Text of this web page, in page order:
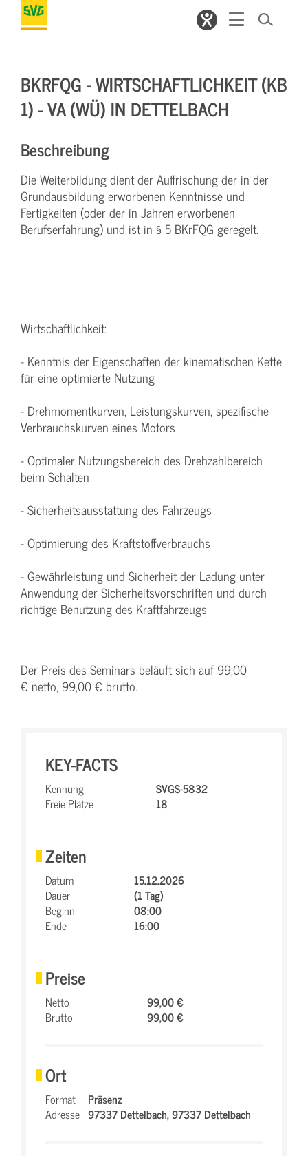
BKRFQG - WIRTSCHAFTLICHKEIT (KB
1) - VA (WÜ) IN DETTELBACH
Beschreibung
Die Weiterbildung dient der Auffrischung der in der
Grundausbildung erworbenen Kenntnisse und
Fertigkeiten (oder der in Jahren erworbenen
Berufserfahrung) und ist in § 5 BKrFQG geregelt.
Wirtschaftlichkeit:
- Kenntnis der Eigenschaften der kinematischen Kette
für eine optimierte Nutzung
- Drehmomentkurven, Leistungskurven, spezifische
Verbrauchskurven eines Motors
- Optimaler Nutzungsbereich des Drehzahlbereich
beim Schalten
- Sicherheitsausstattung des Fahrzeugs
- Optimierung des Kraftstoffverbrauchs
- Gewährleistung und Sicherheit der Ladung unter
Anwendung der Sicherheitsvorschriften und durch
richtige Benutzung des Kraftfahrzeugs
Der Preis des Seminars beläuft sich auf 99,00
€ netto, 99,00 € brutto.
KEY-FACTS
Kennung
SVGS-5832
Freie Plätze
18
Zeiten
Datum
15.12.2026
Dauer
(1 Tag)
Beginn
08:00
Ende
16:00
Preise
Netto
99,00 €
Brutto
99,00 €
Ort
Format
Präsenz
Adresse 97337 Dettelbach,97337 Dettelbach